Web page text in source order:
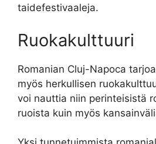
taidefestivaaleja.
Ruokakulttuuri
Romanian Cluj-Napoca
myös herkullisen
voi nauttia niin perinteisistä
ruoista kuin myös